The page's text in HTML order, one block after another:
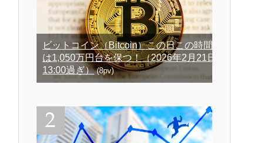
ビットコイン（Bitcoin）この日この時間
は1,050万円台を保つ！（2026年2月21日
13:00過ぎ）(8pv)